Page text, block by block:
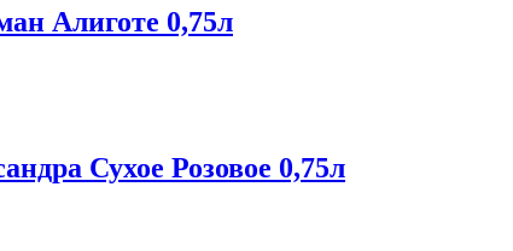
Алиготе 0,75л
Сухое Розовое 0,75л